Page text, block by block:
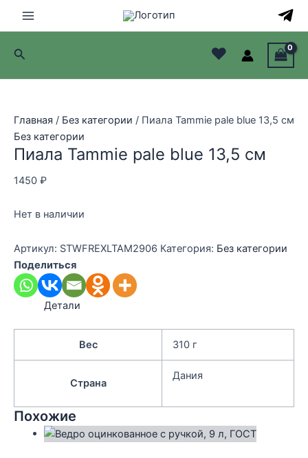
Main
Menu
Поиск ♥
Главная / Без категории / Пиала Tammie pale blue 13,5 см
Без категории
Пиала Tammie pale blue 13,5 см
1450 ₽
Нет в наличии
Артикул: STWFREXLTAM2906 Категория: Без категории
Поделиться
Детали
Вес 310 г
Страна
Дания
Похожие